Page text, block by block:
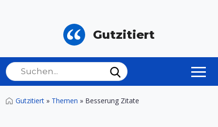
Gutzitiert
Gutzitiert » Themen » Besserung Zitate